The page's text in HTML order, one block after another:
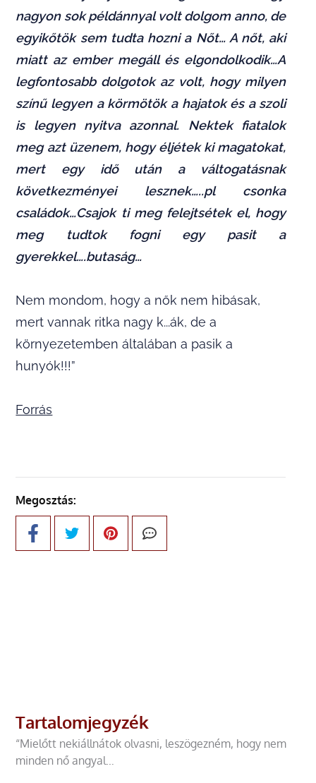
nagyon sok példánnyal volt dolgom anno, de
egyikőtök sem tudta hozni a Nőt… A nőt, aki
miatt az ember megáll és elgondolkodik…A
legfontosabb dolgotok az volt, hogy milyen
színű legyen a körmötök a hajatok és a szoli
is legyen nyitva azonnal.
Nektek fiatalok
meg azt üzenem, hogy éljétek ki magatokat,
mert egy idő után a váltogatásnak
következményei lesznek…..pl csonka
családok…Csajok ti meg felejtsétek el, hogy
meg tudtok fogni egy pasit a
gyerekkel….butaság…
Nem mondom, hogy a nők nem hibásak,
mert vannak ritka nagy k...ák, de a
környezetemben általában a pasik a
hunyók!!!”
Forrás
Megosztás:
Tartalomjegyzék
“Mielőtt nekiállnátok olvasni, leszögezném, hogy nem
minden nő angyal…